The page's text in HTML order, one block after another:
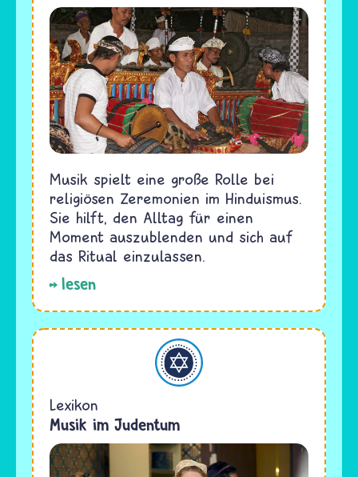
Musik spielt eine große Rolle bei
religiösen Zeremonien im Hinduismus.
Sie hilft, den Alltag für einen
Moment auszublenden und sich auf
das Ritual einzulassen.
lesen
Judentum
Lexikon
Musik im Judentum